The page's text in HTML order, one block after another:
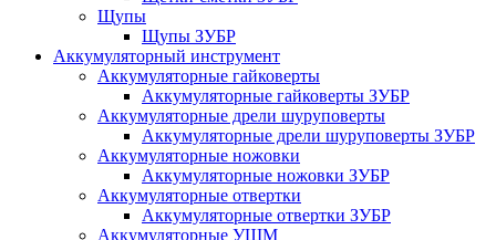
Щупы
Щупы ЗУБР
Аккумуляторный инструмент
Аккумуляторные гайковерты
Аккумуляторные гайковерты ЗУБР
Аккумуляторные дрели шуруповерты
Аккумуляторные дрели шуруповерты ЗУБР
Аккумуляторные ножовки
Аккумуляторные ножовки ЗУБР
Аккумуляторные отвертки
Аккумуляторные отвертки ЗУБР
Аккумуляторные УШМ